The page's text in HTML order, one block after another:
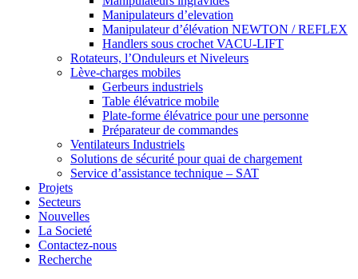
Manipulateurs d’elevation
Manipulateur d’élévation NEWTON / REFLEX
Handlers sous crochet VACU-LIFT
Rotateurs, l’Onduleurs et Niveleurs
Lève-charges mobiles
Gerbeurs industriels
Table élévatrice mobile
Plate-forme élévatrice pour une personne
Préparateur de commandes
Ventilateurs Industriels
Solutions de sécurité pour quai de chargement
Service d’assistance technique – SAT
Projets
Secteurs
Nouvelles
La Societé
Contactez-nous
Recherche